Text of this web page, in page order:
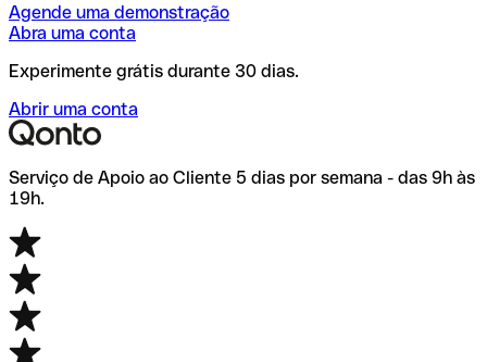
Agende uma demonstração
Abra uma conta
Experimente grátis durante 30 dias.
Abrir uma conta
Serviço de Apoio ao Cliente 5 dias por semana - das 9h às
19h.